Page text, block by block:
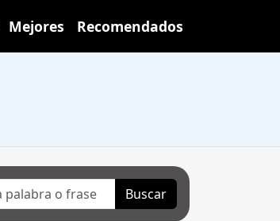
Mejores Recomendados
Buscar